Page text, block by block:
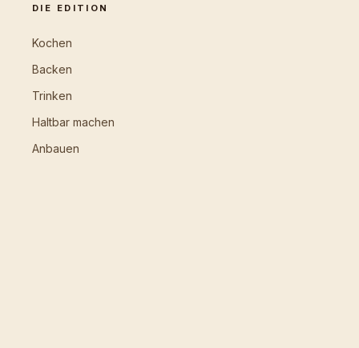
DIE EDITION
Kochen
Backen
Trinken
Haltbar machen
Anbauen